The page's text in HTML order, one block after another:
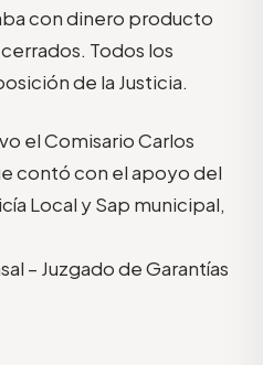
con dinero producto
Todos los
de la Justicia.
el Comisario Carlos
contó con el apoyo del
Local y Sap municipal,
– Juzgado de Garantías